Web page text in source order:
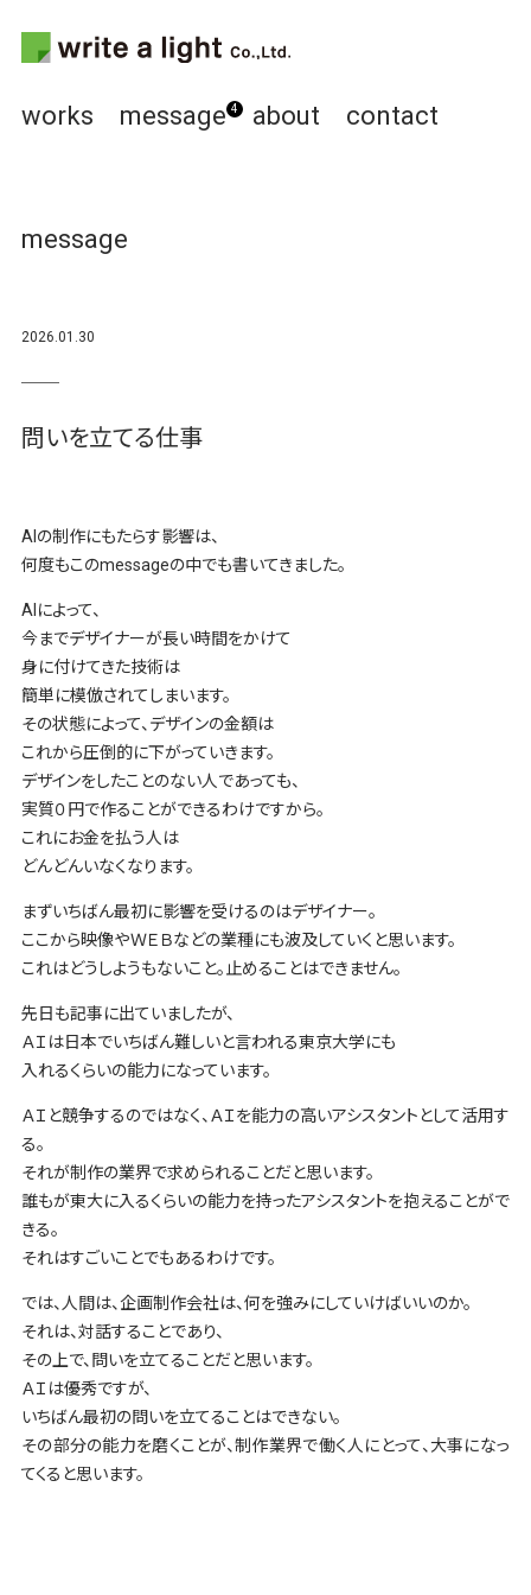
works message 4 about contact
message
2026.01.30
問いを立てる仕事
AIの制作にもたらす影響は、
何度もこのmessageの中でも書いてきました。
AIによって、
今までデザイナーが長い時間をかけて
身に付けてきた技術は
簡単に模倣されてしまいます。
その状態によって、デザインの金額は
これから圧倒的に下がっていきます。
デザインをしたことのない人であっても、
実質０円で作ることができるわけですから。
これにお金を払う人は
どんどんいなくなります。
まずいちばん最初に影響を受けるのはデザイナー。
ここから映像やＷＥＢなどの業種にも波及していくと思います。
これはどうしようもないこと。止めることはできません。
先日も記事に出ていましたが、
ＡＩは日本でいちばん難しいと言われる東京大学にも
入れるくらいの能力になっています。
ＡＩと競争するのではなく、ＡＩを能力の高いアシスタントとして活用す
る。
それが制作の業界で求められることだと思います。
誰もが東大に入るくらいの能力を持ったアシスタントを抱えることがで
きる。
それはすごいことでもあるわけです。
では、人間は、企画制作会社は、何を強みにしていけばいいのか。
それは、対話することであり、
その上で、問いを立てることだと思います。
ＡＩは優秀ですが、
いちばん最初の問いを立てることはできない。
その部分の能力を磨くことが、制作業界で働く人にとって、大事になっ
てくると思います。